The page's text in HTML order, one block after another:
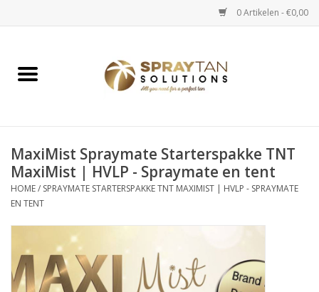
0 Artikelen - €0,00
Home
Spray Tan Starterspakketten
Spray Tan Vloeistoffen
Selftan producten
Salon verkoop
MaxiMist Spraymate Starterspakke TNT
MaxiMist | HVLP - Spraymate en tent
HOME/ SPRAYMATE STARTERSPAKKE TNT MAXIMIST | HVLP - SPRAYMATE
EN TENT